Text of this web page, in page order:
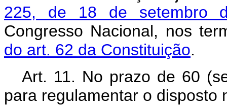
225, de 18 de setembro
Congresso Nacional, nos
do art. 62 da Constituição.
Art. 11. No prazo de 60
para regulamentar o disposto